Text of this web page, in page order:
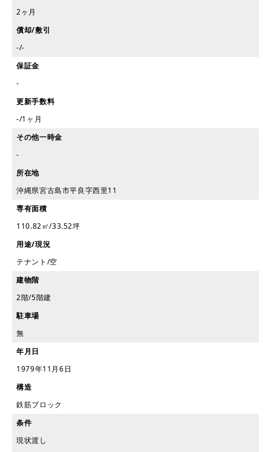
2ヶ月
償却/敷引
-/-
保証金
-
更新手数料
-/1ヶ月
その他一時金
-
所在地
沖縄県宮古島市平良字西里11
専有面積
110.82㎡/33.52坪
用途/現況
テナント/空
建物階
2階/5階建
駐車場
無
年月日
1979年11月6日
構造
鉄筋ブロック
条件
現状渡し